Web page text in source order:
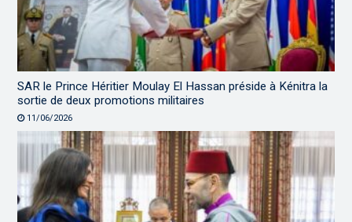
SAR le Prince Héritier Moulay El Hassan préside à Kénitra la
sortie de deux promotions militaires
11/06/2026